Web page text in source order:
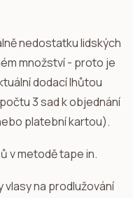
nedostatku lidských
množství - proto je
dodací lhůtou
3 sad k objednání
platební kartou).
v metodě tape in.